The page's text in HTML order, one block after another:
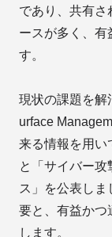
であり、共有さ
ースが多く、有
す。
現状の課題を解
urface
来る情報を用い
と「サイバー
ス」を公表し
要と、有益かつ
します。